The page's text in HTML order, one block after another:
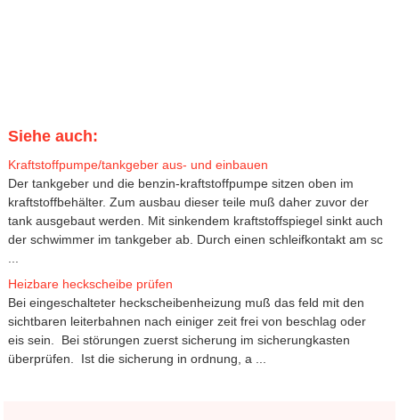
Siehe auch:
Kraftstoffpumpe/tankgeber aus- und einbauen
Der tankgeber und die benzin-kraftstoffpumpe sitzen oben im
kraftstoffbehälter. Zum ausbau dieser teile muß daher zuvor der
tank ausgebaut werden. Mit sinkendem kraftstoffspiegel sinkt auch
der schwimmer im tankgeber ab. Durch einen schleifkontakt am sc
Heizbare heckscheibe prüfen
Bei eingeschalteter heckscheibenheizung muß das feld mit den
sichtbaren leiterbahnen nach einiger zeit frei von beschlag oder
eis sein. Bei störungen zuerst sicherung im sicherungkasten
überprüfen. Ist die sicherung in ordnung, a ...